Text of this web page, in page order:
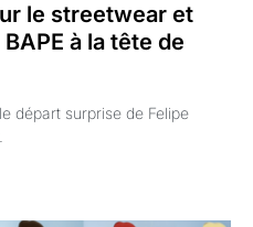
le streetwear et
à la tête de
départ surprise de Felipe